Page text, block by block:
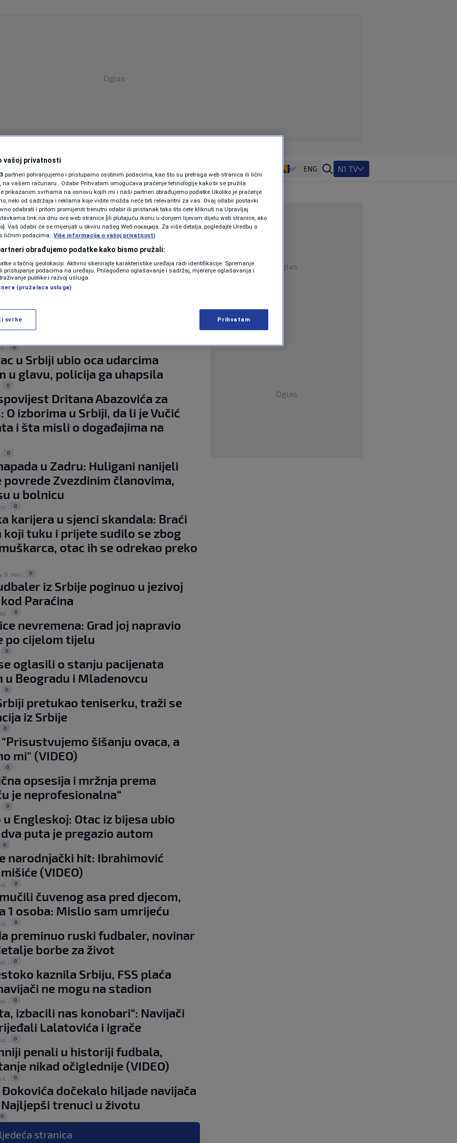
Oglas
ZDRAVLJE
SHOWBIZ
KOLUMNE
PODCAST
VIRALNO
PROMO
VIDEO
ENG N1 TV
Novi trend mladih - uvod u
zavisnost
za mamurluk - šta piti, jesti i šta
prođe?
| 0
u Srbiji ubio oca udarcima
u glavu, policija ga uhapsila
0
Dritana Abazovića za
O izborima u Srbiji, da li je Vučić
i šta misli o događajima na
0
u Zadru: Huligani nanijeli
povrede Zvezdinim članovima,
u bolnicu
0
karijera u sjenci skandala: Braći
koji tuku i prijete sudilo se zbog
otac ih se odrekao preko
9. nov. 0
iz Srbije poginuo u jezivoj
Paraćina
0
nevremena: Grad joj napravio
po cijelom tijelu
0
oglasili o stanju pacijenata
u Beogradu i Mladenovcu
0
pretukao teniserku, traži se
iz Srbije
0
"Prisustvujemo šišanju ovaca, a
mi" (VIDEO)
0
opsesija i mržnja prema
je neprofesionalna“
0
Engleskoj: Otac iz bijesa ubio
puta je pregazio autom
0
narodnjački hit: Ibrahimović
(VIDEO)
0
čuvenog asa pred djecom,
1 osoba: Mislio sam umrijeću
0
preminuo ruski fudbaler, novinar
borbe za život
0
kaznila Srbiju, FSS plaća
ne mogu na stadion
0
izbacili nas konobari“: Navijači
Lalatovića i igrače
0
penali u historiji fudbala,
nikad očiglednije (VIDEO)
0
Đokovića dočekalo hiljade navijača
trenuci u životu
0
stranica
Oglas
Oglas
vašoj privatnosti
partneri pohranjujemo i pristupamo osobnim podacima, kao što su pretraga web stranica ili lični
na vašem računaru . Odabir Prihvatam omogućava praćenje tehnologije kako bi se pružila
prikazanim svrhama na osnovu kojih mi i naši partneri obrađujemo podatke Ukoliko je praćenje
neki od sadržaja i reklama koje vidite možda neće biti relevantni za vas. Ovaj odabir postavki
odabrati i pritom promijeniti trenutni odabir ili pristanak tako što ćete kliknuti na Upravljaj
link na dnu ove web stranice [ili plutajuću ikonu u donjem lijevom dijelu web stranice, ako
Vaš odabir će se mijenjati u okviru našeg Wеб локација. Za više detalja, pogledajte Uredbu o
ličnim podacima. Više informacija o vašoj privatnosti
obrađujemo podatke kako bismo pružali:
o tačnoj geolokaciji. Aktivno skenirajte karakteristike uređaja radi identifikacije. Spremanje
pristupanje podacima na uređaju. Prilagođeno oglašavanje i sadržaj, mjerenje oglašavanja i
publike i razvoj usluga.
(pružalaca usluga)
svrhe Prihvatam